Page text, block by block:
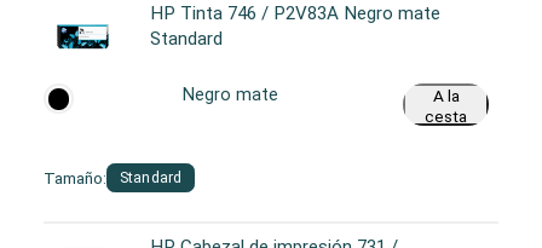
HP Tinta 746 / P2V83A Negro mate
Standard
Tamaño: Standard
Negro mate
A la
cesta